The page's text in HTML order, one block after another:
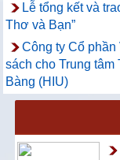
Lễ tổng kết và
Thơ và Bạn”
Công ty Cổ phần
sách cho Trung
Bàng (HIU)